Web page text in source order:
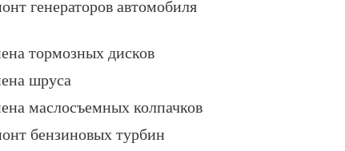
генераторов автомобиля
тормозных дисков
шруса
маслосъемных колпачков
бензиновых турбин